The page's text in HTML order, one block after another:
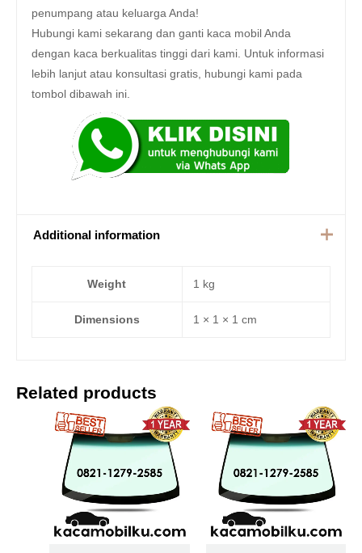
penumpang atau keluarga Anda!
Hubungi kami sekarang dan ganti kaca mobil Anda
dengan kaca berkualitas tinggi dari kami. Untuk informasi
lebih lanjut atau konsultasi gratis, hubungi kami pada
tombol dibawah ini.
Additional information
Weight 1 kg
Dimensions 1 × 1 × 1 cm
Related products